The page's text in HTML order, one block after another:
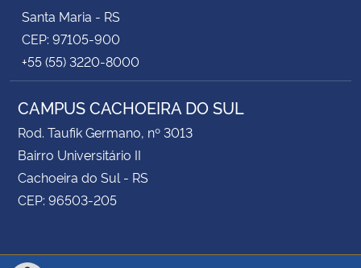
Santa Maria - RS
CEP: 97105-900
+55 (55) 3220-8000
CAMPUS CACHOEIRA DO SUL
Rod. Taufik Germano, nº 3013
Bairro Universitário II
Cachoeira do Sul - RS
CEP: 96503-205